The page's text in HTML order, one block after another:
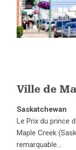
Ville de
Saskatchewan
Le Prix du prince
Maple Creek
remarquable…